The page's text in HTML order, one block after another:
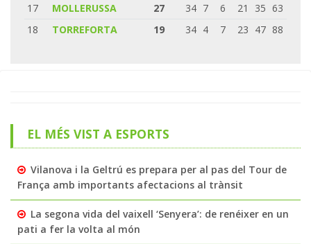
17
MOLLERUSSA 27 34 7 6 21 35 63
18
TORREFORTA 19 34 4 7 23 47 88
EL MÉS VIST A ESPORTS
Vilanova i la Geltrú es prepara per al pas del Tour de
França amb importants afectacions al trànsit
La segona vida del vaixell ‘Senyera’: de renéixer en un
pati a fer la volta al món